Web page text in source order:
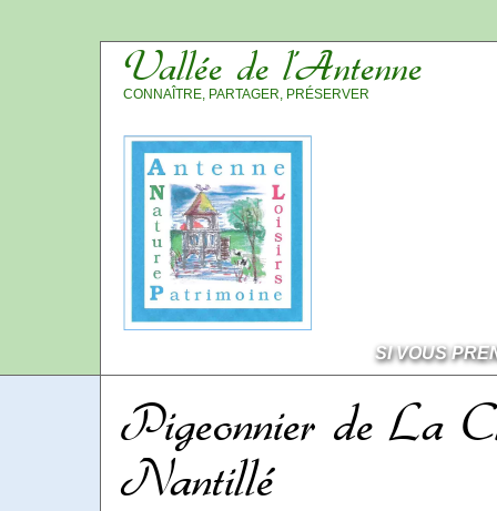
Vallée de l’Antenne
CONNAÎTRE, PARTAGER, PRÉSERVER
SI VOUS
Pigeonnier de La
Nantillé